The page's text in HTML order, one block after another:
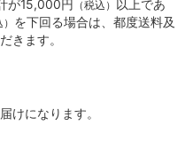
が15,000円 （税込） 以上であ
を下回る場合は、都度送料及
きます。
けになります。